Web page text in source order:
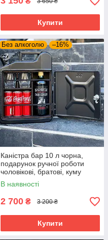
Купити
Без алкоголю –16%
Каністра бар 10 л чорна,
подарунок ручної роботи
чоловікові, братові, куму
В наявності
2 700 ₴ 3 200 ₴
Купити